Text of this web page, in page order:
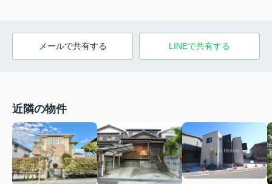
メールで共有する LINEで共有する
近隣の物件